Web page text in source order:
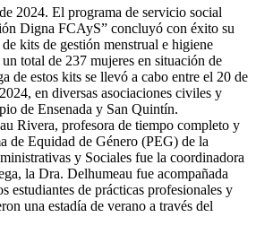
2024. El programa de servicio social
Digna FCAyS” concluyó con éxito su
kits de gestión menstrual e higiene
total de 237 mujeres en situación de
de estos kits se llevó a cabo entre el 20 de
en diversas asociaciones civiles y
de Ensenada y San Quintín.
Rivera, profesora de tiempo completo y
de Equidad de Género (PEG) de la
y Sociales fue la coordinadora
la Dra. Delhumeau fue acompañada
estudiantes de prácticas profesionales y
una estadía de verano a través del